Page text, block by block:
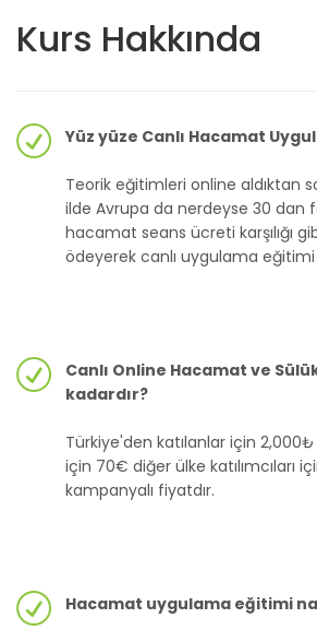
Kurs Hakkında
Yüz yüze Canlı Hacamat
Teorik eğitimleri online aldıktan
ilde Avrupa da nerdeyse 30 dan
hacamat seans ücreti karşılığı
ödeyerek canlı uygulama eğitimi
Canlı Online Hacamat ve
kadardır?
Türkiye'den katılanlar için 2,000₺
için 70€ diğer ülke katılımcıları
kampanyalı fiyatdır.
Hacamat uygulama eğitimi